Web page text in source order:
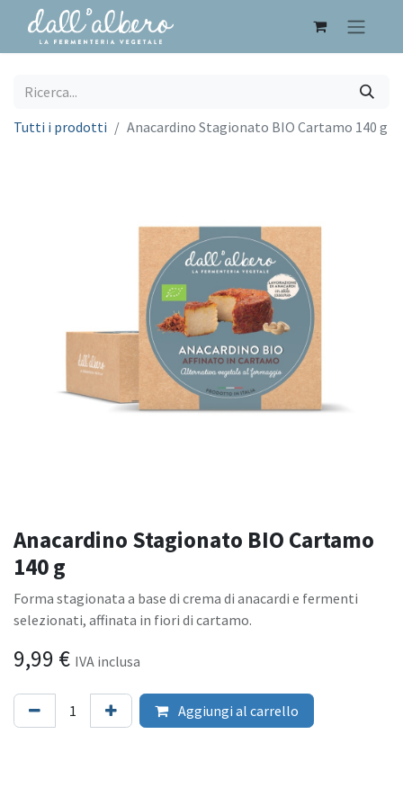
Tutti i prodotti Anacardino Stagionato BIO Cartamo 140 g
Anacardino Stagionato BIO Cartamo
140 g
Forma stagionata a base di crema di anacardi e fermenti
selezionati, affinata in fiori di cartamo.
9,99 € IVA inclusa
Aggiungi al carrello